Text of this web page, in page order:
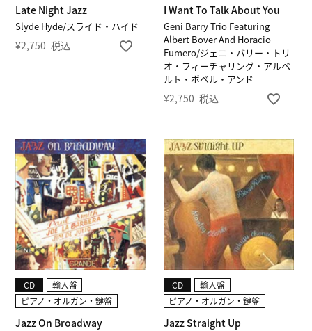
Slyde Hyde/スライド・ハイド
Late Night Jazz
¥2,750 税込
Geni Barry Trio Featuring
Albert Bover And Horacio
Fumero/ジェニ・バリー・トリ
オ・フィーチャリング・アルベ
ルト・ボベル・アンド
I Want To Talk About You
¥2,750 税込
Jazz On Broadway
CD
輸入盤
ピアノ・オルガン・鍵盤
Jazz Straight Up
CD
輸入盤
ピアノ・オルガン・鍵盤